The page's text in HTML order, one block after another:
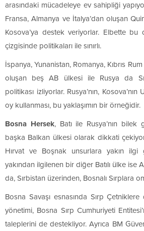
arasındaki mücadeleye ev sahipliği
Fransa, Almanya ve İtalya’dan oluşan
Kosova’ya destek veriyorlar. Elbette bu
çizgisinde politikaları ile sınırlı.
İspanya, Yunanistan, Romanya, Kıbrıs
oluşan beş AB ülkesi ile Rusya da
politikası izliyorlar. Rusya’nın,
oy kullanması, bu yaklaşımın bir örneğidir.
Bosna Hersek, Batı ile Rusya’nın bilek
başka Balkan ülkesi olarak dikkati
Hırvat ve Boşnak unsurlara yakın ilgi
yakından ilgilenen bir diğer Batılı ülke ise
da, Sırbistan üzerinden, Bosnalı Sırplara
Bosna Savaşı esnasında Sırp
yönetimi, Bosna Sırp Cumhuriyeti
taleplerini de destekliyor. Ayrıca BM